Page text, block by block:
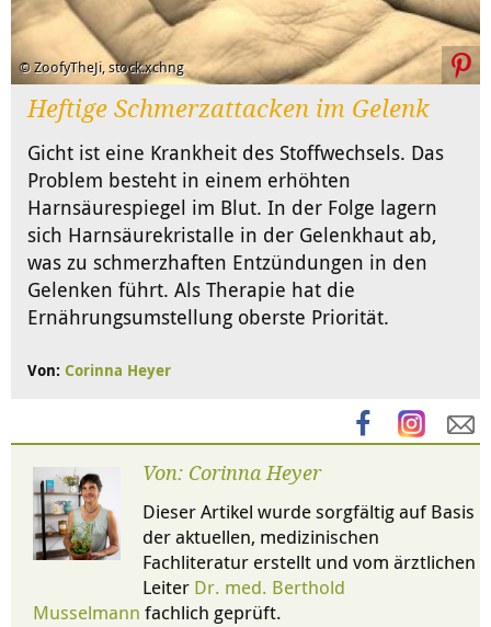
© ZoofyTheJi, stock.xchng
Heftige Schmerzattacken im Gelenk
Gicht ist eine Krankheit des Stoffwechsels. Das
Problem besteht in einem erhöhten
Harnsäurespiegel im Blut. In der Folge lagern
sich Harnsäurekristalle in der Gelenkhaut ab,
was zu schmerzhaften Entzündungen in den
Gelenken führt. Als Therapie hat die
Ernährungsumstellung oberste Priorität.
Von: Corinna Heyer
Von: Corinna Heyer
Dieser Artikel wurde sorgfältig auf Basis
der aktuellen, medizinischen
Fachliteratur erstellt und vom ärztlichen
Leiter Dr. med. Berthold
Musselmann fachlich geprüft.